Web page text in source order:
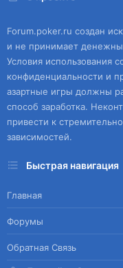
Forum.poker.ru создан
и не принимает
Условия использования
конфиденциальности и
азартные игры должны
способ заработка.
привести к
зависимостей.
Быстрая навигация
Главная
Форумы
Обратная Связь